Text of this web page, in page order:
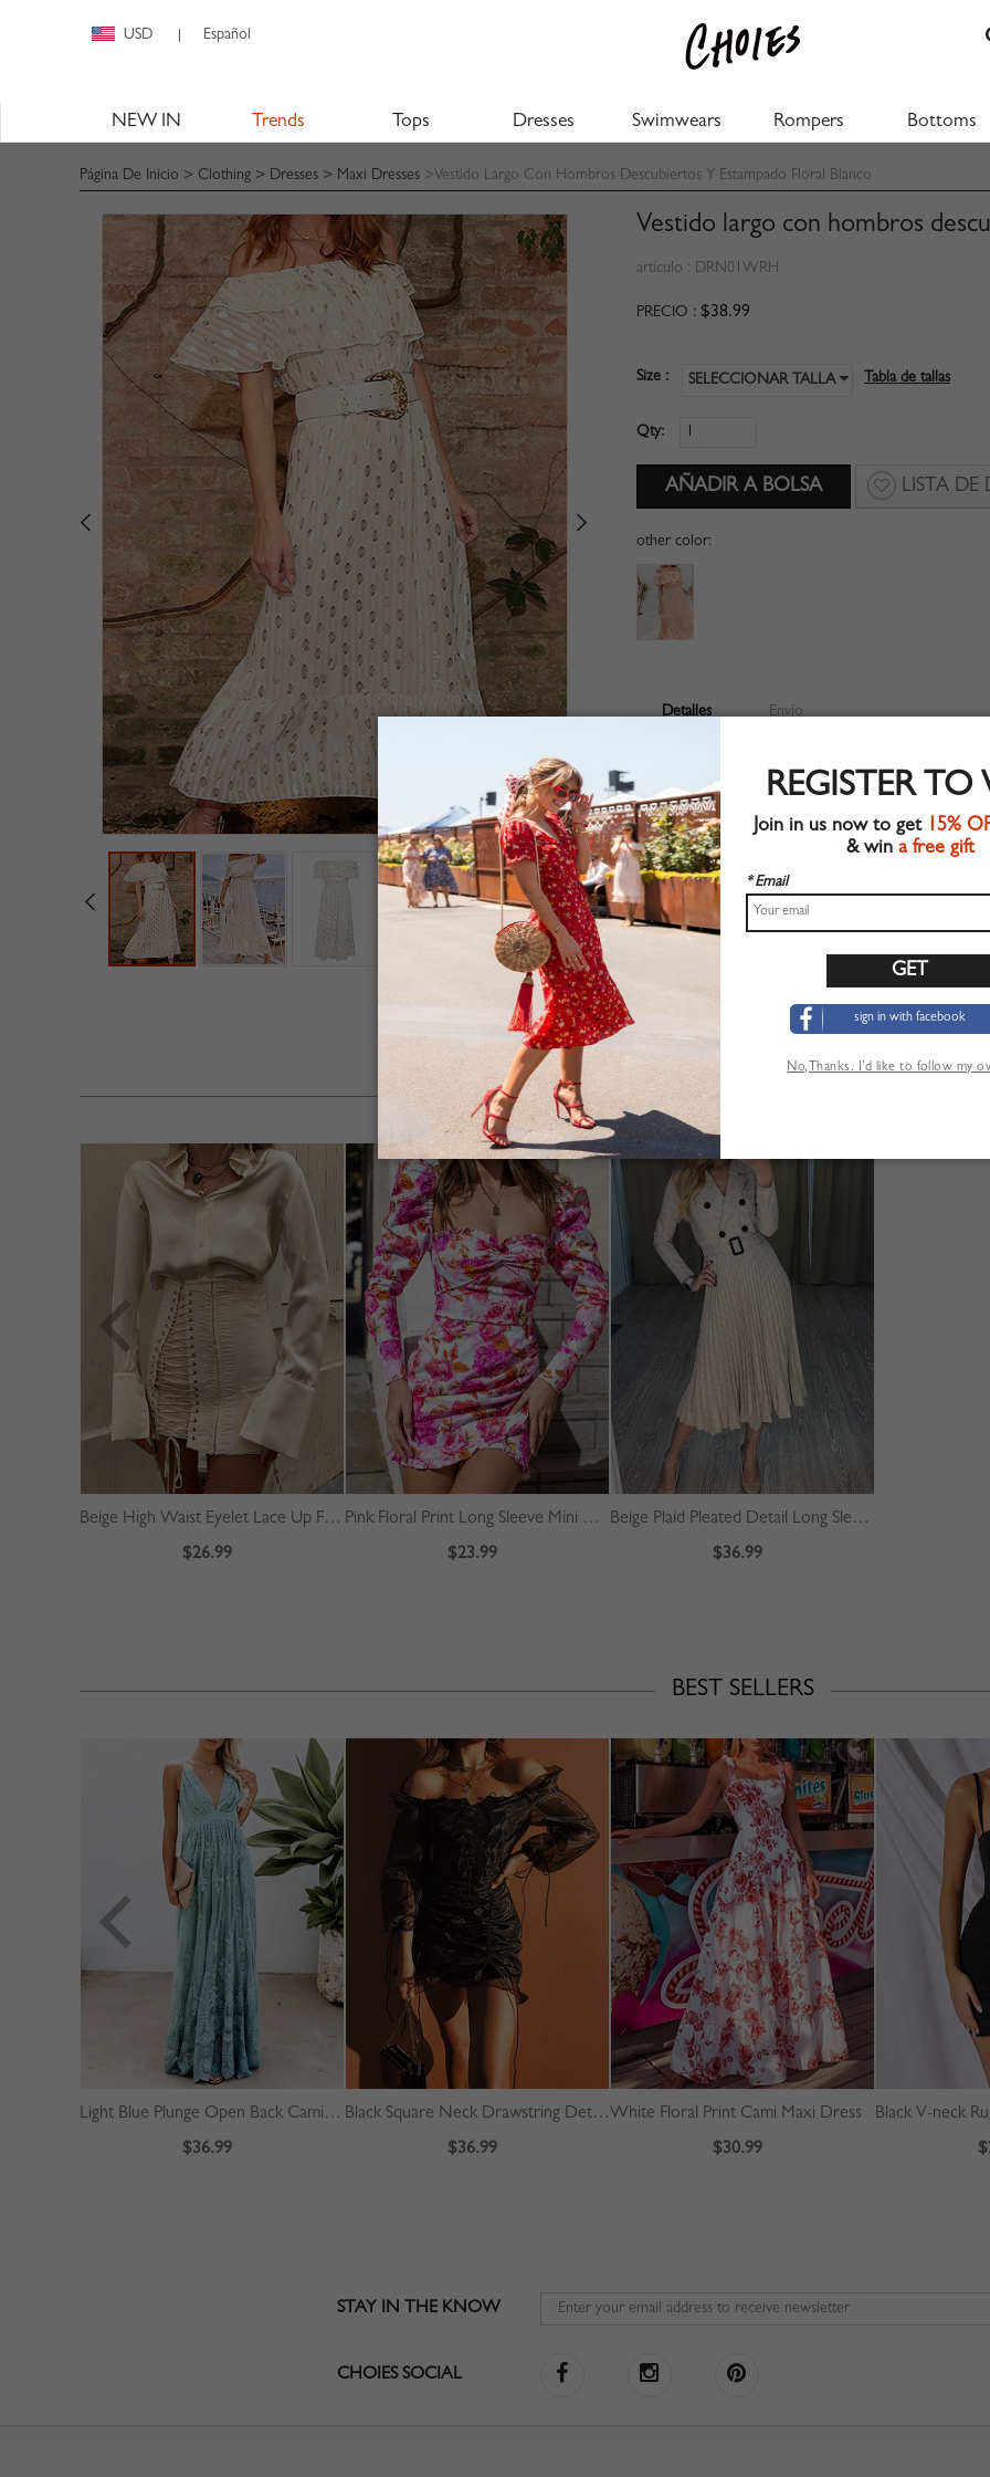
USD Español
NEW IN Trends Tops Dresses Swimwears Rompers Bottoms
Página De Inicio > Clothing > Dresses > Maxi Dresses >Vestido Largo Con Hombros Descubiertos Y Estampado Floral Blanco
Vestido largo con hombros
artículo : DRN01WRH
PRECIO : $38.99
Size : SELECCIONAR TALLA Tabla de tallas
Qty:
LISTA DE
other color:
Detalles Envío
Detalle plisado
Adecuado para ropa de verano
Estilo chic
Lavar a máquina
Ajuste regular
Material no elástico
100% Poliéster
Compre este vestido de moda de tendencia en
LOS CLIENTES TAMBIÉN HAN VISITADO
Beige High Waist Eyelet Lace Up Front Mini Skirt
$26.99
Pink Floral Print Long Sleeve Mini Dress
$23.99
Beige Plaid Pleated Detail Long Sleeve Midi Dress
$36.99
BEST SELLERS
Light Blue Plunge Open Back Cami Maxi Dress
$36.99
Black Square Neck Drawstring Detail Puff Sleeve Mini Dress
$36.99
White Floral Print Cami Maxi Dress
$30.99
STAY IN THE KNOW
CHOIES SOCIAL
REGISTER
Join in us now to get 15%
& win a free gift
* Email
sign in with facebook
No,Thanks. I’d like to follow my